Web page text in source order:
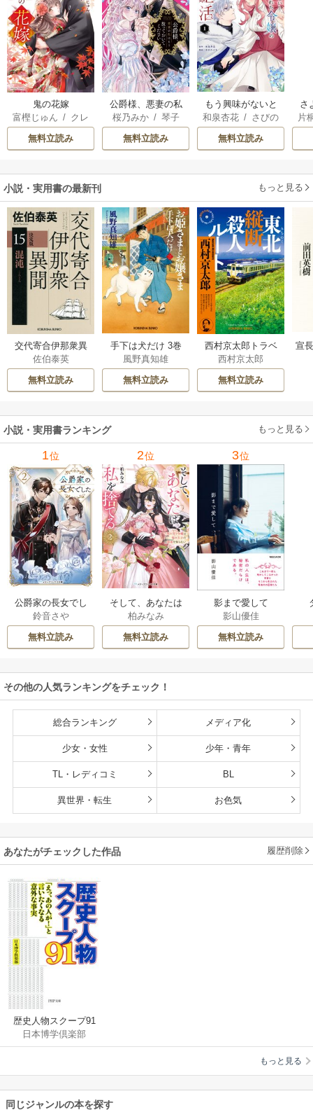
鬼の花嫁
富樫じゅん / クレ
ハ
無料立読み
公爵様、悪妻の私
はもう放っておい
てください
桜乃みか/ 琴子
無料立読み
もう興味がないと
離婚された令嬢の
意外と楽しい新生
活
和泉杏花 / さびの
ぶち
無料立読み
さ
冷
片
小説・実用書の最新刊 もっと見る
交代寄合伊那衆異
聞 15巻
佐伯泰英
無料立読み
手下は犬だけ 3巻
風野真知雄
無料立読み
西村京太郎トラベ
ルミステリー・セ
レクション 2巻
西村京太郎
無料立読み
宣
小説・実用書ランキング もっと見る
1位
公爵家の長女でし
た
鈴音さや
無料立読み
2位
そして、あなたは
私を捨てる
柏みなみ
無料立読み
3位
影まで愛して
影山優佳
無料立読み
その他の人気ランキングをチェック！
総合ランキング メディア化
少女・女性 少年・青年
TL・レディコミ BL
異世界・転生 お色気
あなたがチェックした作品 履歴削除
歴史人物スクープ91
日本博学倶楽部
もっと見る
同じジャンルの本を探す